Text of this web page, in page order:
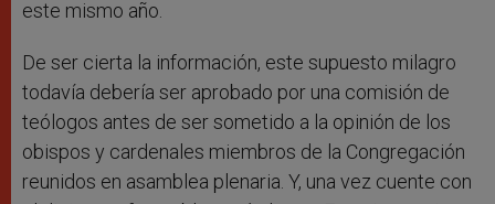
este mismo año.
De ser cierta la información, este supuesto milagro
todavía debería ser aprobado por una comisión de
teólogos antes de ser sometido a la opinión de los
obispos y cardenales miembros de la Congregación
reunidos en asamblea plenaria. Y, una vez cuente con